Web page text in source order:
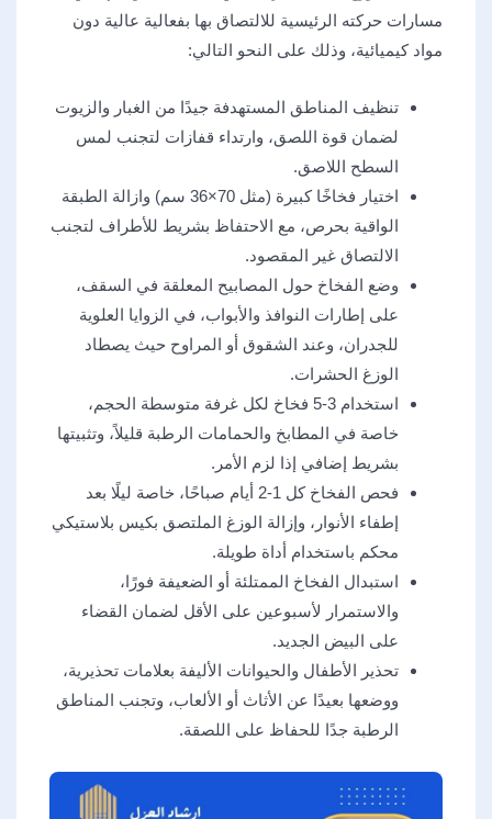
مسارات حركته الرئيسية للالتصاق بها بفعالية عالية دون
مواد كيميائية، وذلك على النحو التالي:
تنظيف المناطق المستهدفة جيدًا من الغبار والزيوت
لضمان قوة اللصق، وارتداء قفازات لتجنب لمس
السطح اللاصق.
اختيار فخاخًا كبيرة (مثل 70×36 سم) وازالة الطبقة
الواقية بحرص، مع الاحتفاظ بشريط للأطراف لتجنب
الالتصاق غير المقصود.
وضع الفخاخ حول المصابيح المعلقة في السقف،
على إطارات النوافذ والأبواب، في الزوايا العلوية
للجدران، وعند الشقوق أو المراوح حيث يصطاد
الوزغ الحشرات.
استخدام 3-5 فخاخ لكل غرفة متوسطة الحجم،
خاصة في المطابخ والحمامات الرطبة قليلاً، وتثبيتها
بشريط إضافي إذا لزم الأمر.
فحص الفخاخ كل 1-2 أيام صباحًا، خاصة ليلًا بعد
إطفاء الأنوار، وإزالة الوزغ الملتصق بكيس بلاستيكي
محكم باستخدام أداة طويلة.
استبدال الفخاخ الممتلئة أو الضعيفة فورًا،
والاستمرار لأسبوعين على الأقل لضمان القضاء
على البيض الجديد.
تحذير الأطفال والحيوانات الأليفة بعلامات تحذيرية،
ووضعها بعيدًا عن الأثاث أو الألعاب، وتجنب المناطق
الرطبة جدًا للحفاظ على اللصقة.